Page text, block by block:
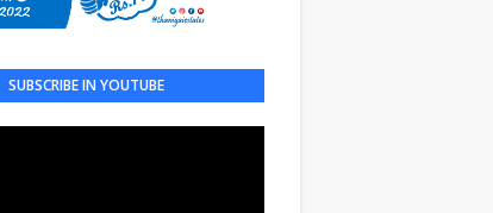
SUBSCRIBE IN YOUTUBE